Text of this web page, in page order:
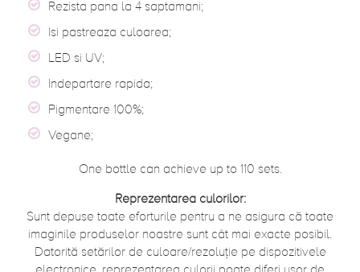
Rezista pana la 4 saptamani;
Isi pastreaza culoarea;
LED si UV;
Indepartare rapida;
Pigmentare 100%;
Vegane;
One bottle can achieve up to 110 sets.
Reprezentarea culorilor:
Sunt depuse toate eforturile pentru a ne asigura că toate
imaginile produselor noastre sunt cât mai exacte posibil.
Datorită setărilor de culoare/rezoluție pe dispozitivele